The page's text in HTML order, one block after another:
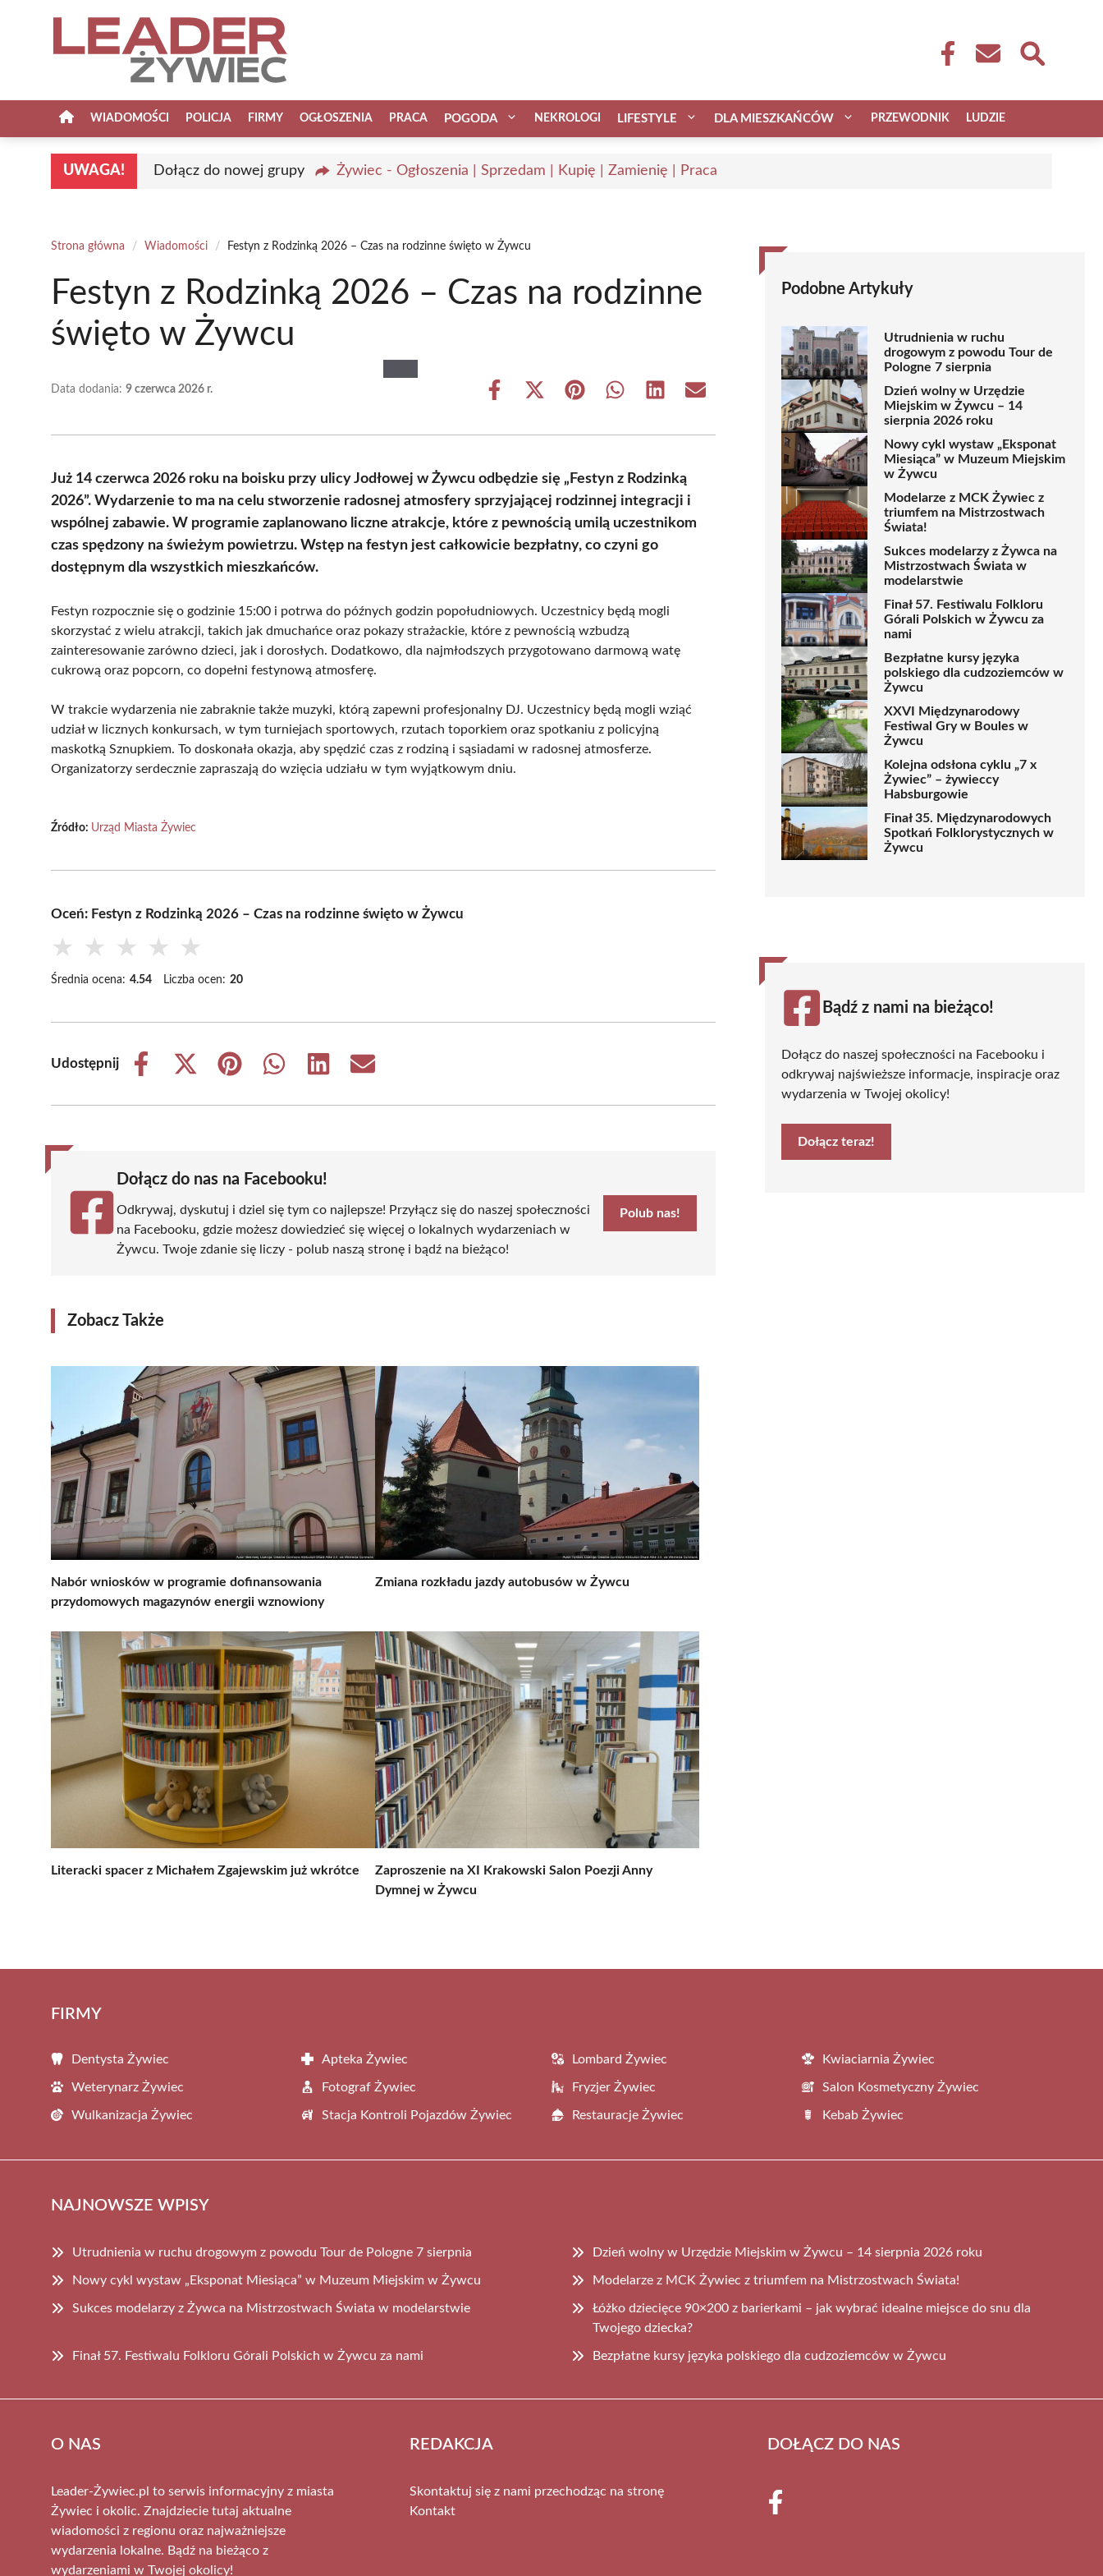
WIADOMOŚCI POLICJA FIRMY OGŁOSZENIA PRACA POGODA NEKROLOGI LIFESTYLE DLA MIESZKAŃCÓW PRZEWODNIK LUDZIE
UWAGA! Dołącz do nowej grupy Żywiec - Ogłoszenia | Sprzedam | Kupię | Zamienię | Praca
Strona główna / Wiadomości / Festyn z Rodzinką 2026 – Czas na rodzinne święto w Żywcu
Festyn z Rodzinką 2026 – Czas na rodzinne
święto w Żywcu
Data dodania: 9 czerwca 2026 r.
Share
Share
(Twitter)
Share Share Share Share
Już 14 czerwca 2026 roku na boisku przy ulicy Jodłowej w Żywcu odbędzie się „Festyn z Rodzinką
2026”. Wydarzenie to ma na celu stworzenie radosnej atmosfery sprzyjającej rodzinnej integracji i
wspólnej zabawie. W programie zaplanowano liczne atrakcje, które z pewnością umilą uczestnikom
czas spędzony na świeżym powietrzu. Wstęp na festyn jest całkowicie bezpłatny, co czyni go
dostępnym dla wszystkich mieszkańców.
Festyn rozpocznie się o godzinie 15:00 i potrwa do późnych godzin popołudniowych. Uczestnicy będą mogli
skorzystać z wielu atrakcji, takich jak dmuchańce oraz pokazy strażackie, które z pewnością wzbudzą
zainteresowanie zarówno dzieci, jak i dorosłych. Dodatkowo, dla najmłodszych przygotowano darmową watę
cukrową oraz popcorn, co dopełni festynową atmosferę.
W trakcie wydarzenia nie zabraknie także muzyki, którą zapewni profesjonalny DJ. Uczestnicy będą mogli wziąć
udział w licznych konkursach, w tym turniejach sportowych, rzutach toporkiem oraz spotkaniu z policyjną
maskotką Sznupkiem. To doskonała okazja, aby spędzić czas z rodziną i sąsiadami w radosnej atmosferze.
Organizatorzy serdecznie zapraszają do wzięcia udziału w tym wyjątkowym dniu.
Źródło: Urząd Miasta Żywiec
Oceń: Festyn z Rodzinką 2026 – Czas na rodzinne święto w Żywcu
★ ★ ★ ★ ★
Średnia ocena: 4.54 Liczba ocen: 20
Udostępnij
Share
Share
(Twitter)
Share
Share
Share
Share
Dołącz do nas na Facebooku!
Odkrywaj, dyskutuj i dziel się tym co najlepsze! Przyłącz się do naszej społeczności
na Facebooku, gdzie możesz dowiedzieć się więcej o lokalnych wydarzeniach w
Żywcu. Twoje zdanie się liczy - polub naszą stronę i bądź na bieżąco!
Polub nas!
Zobacz Także
Nabór wniosków w programie dofinansowania
przydomowych magazynów energii wznowiony
Zmiana rozkładu jazdy autobusów w Żywcu
Literacki spacer z Michałem Zgajewskim już wkrótce
Zaproszenie na XI Krakowski Salon Poezji Anny
Dymnej w Żywcu
Podobne Artykuły
Utrudnienia w ruchu
drogowym z powodu Tour de
Pologne 7 sierpnia
Dzień wolny w Urzędzie
Miejskim w Żywcu – 14
sierpnia 2026 roku
Nowy cykl wystaw „Eksponat
Miesiąca” w Muzeum Miejskim
w Żywcu
Modelarze z MCK Żywiec z
triumfem na Mistrzostwach
Świata!
Sukces modelarzy z Żywca na
Mistrzostwach Świata w
modelarstwie
Finał 57. Festiwalu Folkloru
Górali Polskich w Żywcu za
nami
Bezpłatne kursy języka
polskiego dla cudzoziemców w
Żywcu
XXVI Międzynarodowy
Festiwal Gry w Boules w
Żywcu
Kolejna odsłona cyklu „7 x
Żywiec” – żywieccy
Habsburgowie
Finał 35. Międzynarodowych
Spotkań Folklorystycznych w
Żywcu
Bądź z nami na bieżąco!
Dołącz do naszej społeczności na Facebooku i
odkrywaj najświeższe informacje, inspiracje oraz
wydarzenia w Twojej okolicy!
Dołącz teraz!
FIRMY
Dentysta Żywiec Apteka Żywiec Lombard Żywiec Kwiaciarnia Żywiec
Weterynarz Żywiec Fotograf Żywiec Fryzjer Żywiec Salon Kosmetyczny Żywiec
Wulkanizacja Żywiec Stacja Kontroli Pojazdów Żywiec Restauracje Żywiec Kebab Żywiec
NAJNOWSZE WPISY
Utrudnienia w ruchu drogowym z powodu Tour de Pologne 7 sierpnia Dzień wolny w Urzędzie Miejskim w Żywcu – 14 sierpnia 2026 roku
Nowy cykl wystaw „Eksponat Miesiąca” w Muzeum Miejskim w Żywcu Modelarze z MCK Żywiec z triumfem na Mistrzostwach Świata!
Sukces modelarzy z Żywca na Mistrzostwach Świata w modelarstwie
Łóżko dziecięce 90×200 z barierkami – jak wybrać idealne miejsce do snu dla
Twojego dziecka?
Finał 57. Festiwalu Folkloru Górali Polskich w Żywcu za nami Bezpłatne kursy języka polskiego dla cudzoziemców w Żywcu
O NAS
Leader-Żywiec.pl to serwis informacyjny z miasta
Żywiec i okolic. Znajdziecie tutaj aktualne
wiadomości z regionu oraz najważniejsze
wydarzenia lokalne. Bądź na bieżąco z
wydarzeniami w Twojej okolicy!
REDAKCJA
Skontaktuj się z nami przechodząc na stronę
Kontakt
DOŁĄCZ DO NAS